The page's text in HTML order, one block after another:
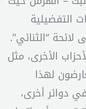
التفضيلية
لائحة “الثنائي”.
الأخرى، مثل
لهذا
دوائر أخرى،